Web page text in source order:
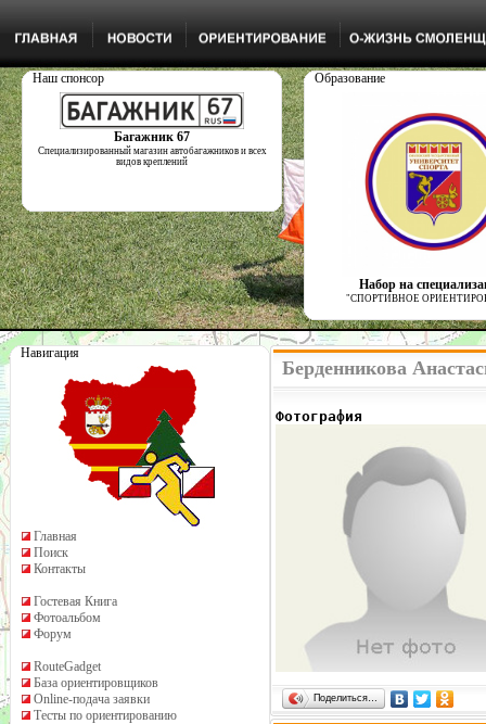
Наш спонсор
Багажник 67
Специализированный магазин автобагажников и всех
видов креплений
Образование
Набор на
"СПОРТИВНОЕ
Навигация
Главная
Поиск
Контакты
Гостевая Книга
Фотоальбом
Форум
RouteGadget
База ориентировщиков
Online-подача заявки
Тесты по ориентированию
Берденникова
Фотография
Поделиться…